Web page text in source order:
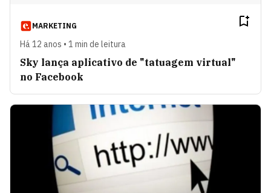
MARKETING
Há 12 anos • 1 min de leitura
Sky lança aplicativo de "tatuagem virtual"
no Facebook